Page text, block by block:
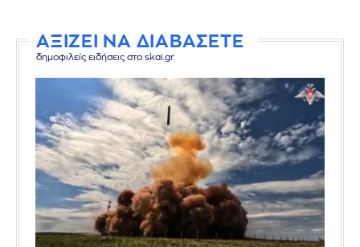
ΑΞΙΖΕΙ ΝΑ ΔΙΑΒΑΣΕΤΕ
δημοφιλείς ειδήσεις στο skai.gr